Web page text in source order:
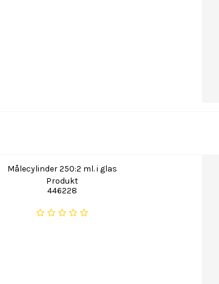
Målecylinder 250:2 ml. i glas
Produkt
446228